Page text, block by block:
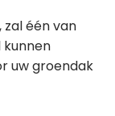
zal één van
kunnen
uw groendak